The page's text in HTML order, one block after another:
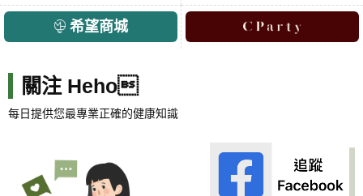
希望商城
關注 Heho
每日提供您最專業正確的健康知識